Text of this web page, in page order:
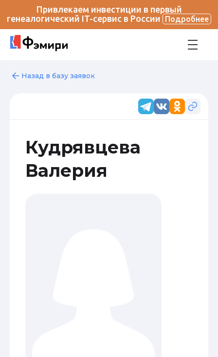
Привлекаем инвестиции в первый
генеалогический IT-сервис в России
Подробнее
Назад в базу заявок
Кудрявцева
Валерия